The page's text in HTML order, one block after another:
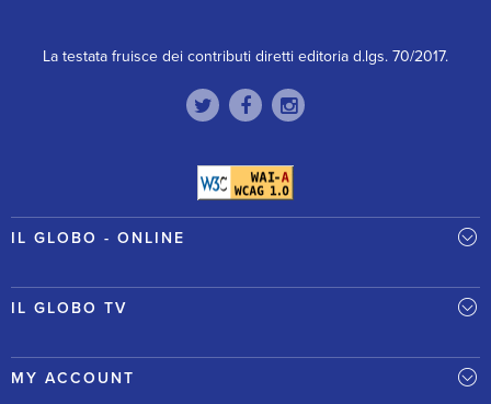
La testata fruisce dei contributi diretti editoria d.lgs. 70/2017.
IL GLOBO - ONLINE
IL GLOBO TV
MY ACCOUNT